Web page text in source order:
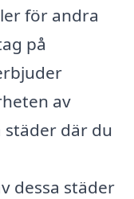
för andra
på
av
där du
dessa städer